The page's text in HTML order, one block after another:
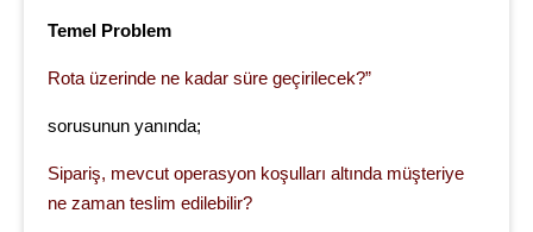
Temel Problem
Rota üzerinde ne kadar süre geçirilecek?”
sorusunun yanında;
Sipariş, mevcut operasyon koşulları altında müşteriye
ne zaman teslim edilebilir?